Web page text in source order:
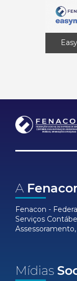
A
Fenacon -
Serviços
Mídias